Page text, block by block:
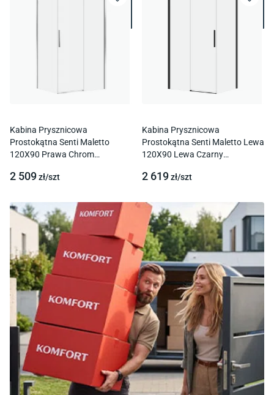
Kabina Prysznicowa
Prostokątna Senti Maletto
120X90 Prawa Chrom
2 509zł/szt
Kabina Prysznicowa
Prostokątna Senti Maletto Lewa
120X90 Lewa Czarny
2 619zł/szt